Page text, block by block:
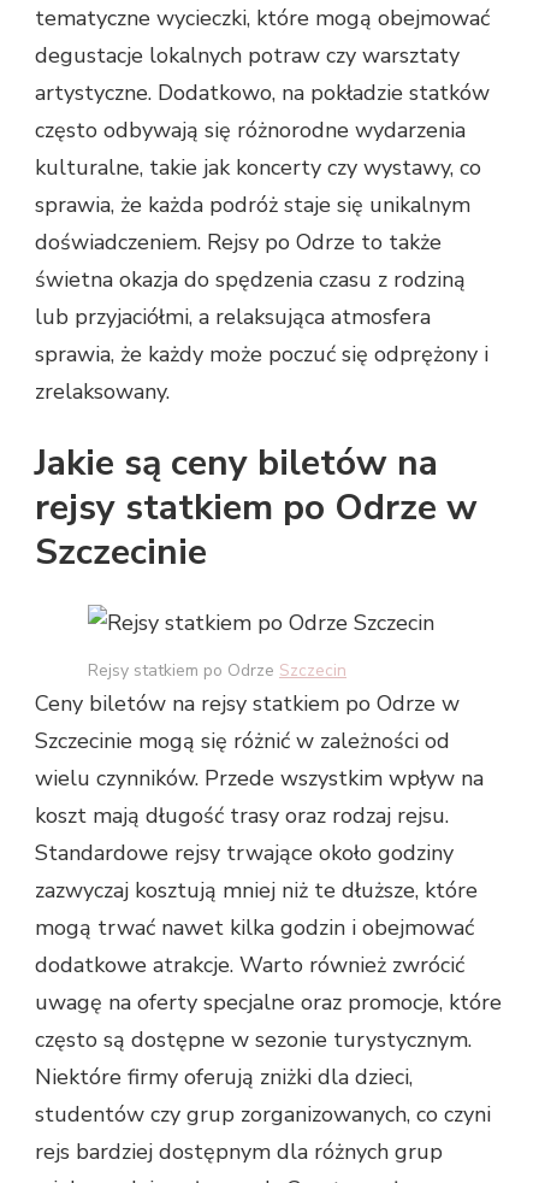
tematyczne wycieczki, które mogą obejmować
degustacje lokalnych potraw czy warsztaty
artystyczne. Dodatkowo, na pokładzie statków
często odbywają się różnorodne wydarzenia
kulturalne, takie jak koncerty czy wystawy, co
sprawia, że każda podróż staje się unikalnym
doświadczeniem. Rejsy po Odrze to także
świetna okazja do spędzenia czasu z rodziną
lub przyjaciółmi, a relaksująca atmosfera
sprawia, że każdy może poczuć się odprężony i
zrelaksowany.
Jakie są ceny biletów na
rejsy statkiem po Odrze w
Szczecinie
Rejsy statkiem po Odrze Szczecin
Ceny biletów na rejsy statkiem po Odrze w
Szczecinie mogą się różnić w zależności od
wielu czynników. Przede wszystkim wpływ na
koszt mają długość trasy oraz rodzaj rejsu.
Standardowe rejsy trwające około godziny
zazwyczaj kosztują mniej niż te dłuższe, które
mogą trwać nawet kilka godzin i obejmować
dodatkowe atrakcje. Warto również zwrócić
uwagę na oferty specjalne oraz promocje, które
często są dostępne w sezonie turystycznym.
Niektóre firmy oferują zniżki dla dzieci,
studentów czy grup zorganizowanych, co czyni
rejs bardziej dostępnym dla różnych grup